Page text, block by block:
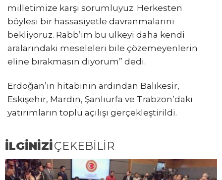
milletimize karşı sorumluyuz. Herkesten
böylesi bir hassasiyetle davranmalarını
bekliyoruz. Rabb’im bu ülkeyi daha kendi
aralarındaki meseleleri bile çözemeyenlerin
eline bırakmasın diyorum” dedi.
Erdoğan’ın hitabının ardından Balıkesir,
Eskişehir, Mardin, Şanlıurfa ve Trabzon’daki
yatırımların toplu açılışı gerçekleştirildi.
İLGİNİZİÇEKEBİLİR